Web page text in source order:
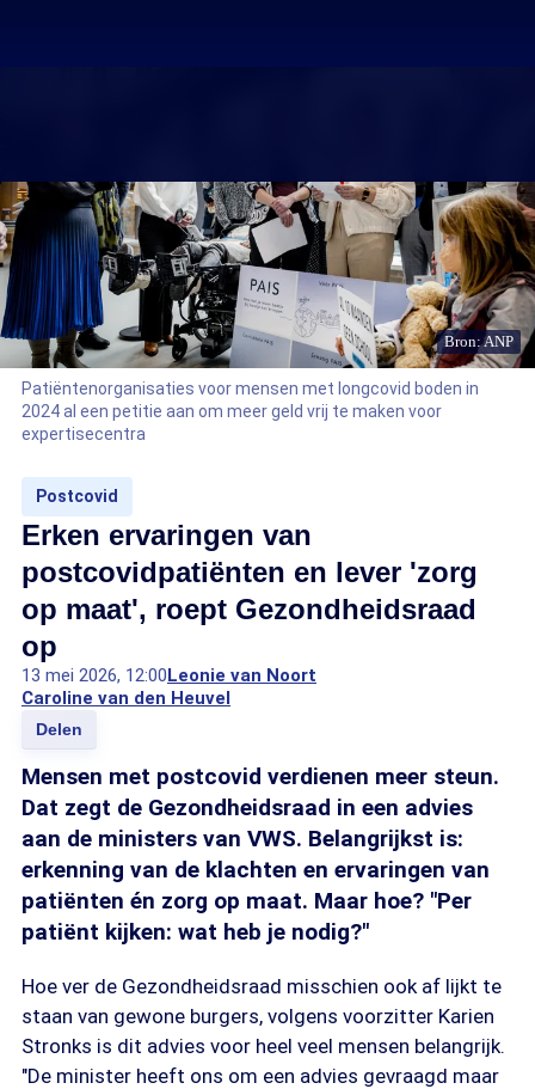
Bron: ANP
Patiëntenorganisaties voor mensen met longcovid boden in
2024 al een petitie aan om meer geld vrij te maken voor
expertisecentra
Postcovid
Erken ervaringen van
postcovidpatiënten en lever 'zorg
op maat', roept Gezondheidsraad
op
13 mei 2026, 12:00Leonie van Noort
Caroline van den Heuvel
Delen
Mensen met postcovid verdienen meer steun.
Dat zegt de Gezondheidsraad in een advies
aan de ministers van VWS. Belangrijkst is:
erkenning van de klachten en ervaringen van
patiënten én zorg op maat. Maar hoe? "Per
patiënt kijken: wat heb je nodig?"
Hoe ver de Gezondheidsraad misschien ook af lijkt te
staan van gewone burgers, volgens voorzitter Karien
Stronks is dit advies voor heel veel mensen belangrijk.
"De minister heeft ons om een advies gevraagd maar